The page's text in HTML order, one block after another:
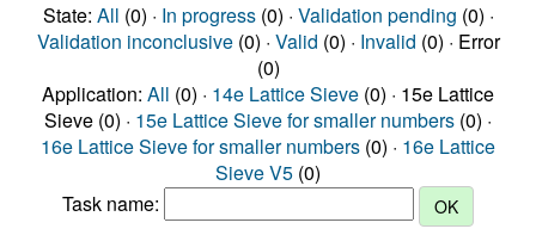
State: All (0) · In progress(0) · Validation pending (0) ·
Validation inconclusive(0) · Valid (0) · Invalid (0) · Error
(0)
Application: All (0) · 14e Lattice Sieve (0) · 15e Lattice
Sieve (0) · 15e Lattice Sieve for smaller numbers (0) ·
16e Lattice Sieve for smaller numbers (0) · 16e Lattice
Sieve V5 (0)
Task name: